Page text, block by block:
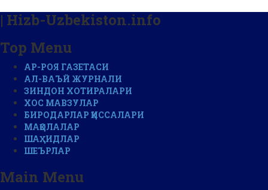
| Hizb-Uzbekiston.info
Top Menu
АР-РОЯ ГАЗЕТАСИ
АЛ-ВАЪЙ ЖУРНАЛИ
ЗИНДОН ХОТИРАЛАРИ
ХОС МАВЗУЛАР
БИРОДАРЛАР ҚИССАЛАРИ
МАҚОЛАЛАР
ШАҲИДЛАР
ШЕЪРЛАР
Main Menu